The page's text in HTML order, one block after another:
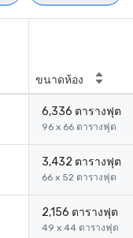
ขนาดห้อง
6,336 ตารางฟุต
96 x 66 ตารางฟุต
3,432 ตารางฟุต
66 x 52 ตารางฟุต
2,156 ตารางฟุต
49 x 44 ตารางฟุต